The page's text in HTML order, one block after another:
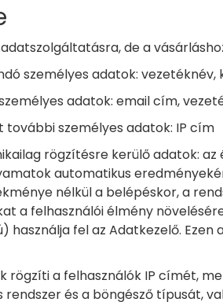
de a
személyes adatok:
adatok: email cím,
személyes adatok: IP cím
rögzítésre kerülő adatok:
automatikus
nélkül a belépéskor, a
a felhasználói élmény
használja fel az Adatkezelő.
rögzíti a felhasználók IP címét,
rendszer és a böngésző típusát,